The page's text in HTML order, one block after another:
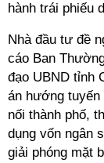
hành trái phiếu
Nhà đầu tư đề
cáo Ban
đạo UBND tỉnh
án hướng tuyến
nối thành phố,
dụng vốn ngân
giải phóng mặt